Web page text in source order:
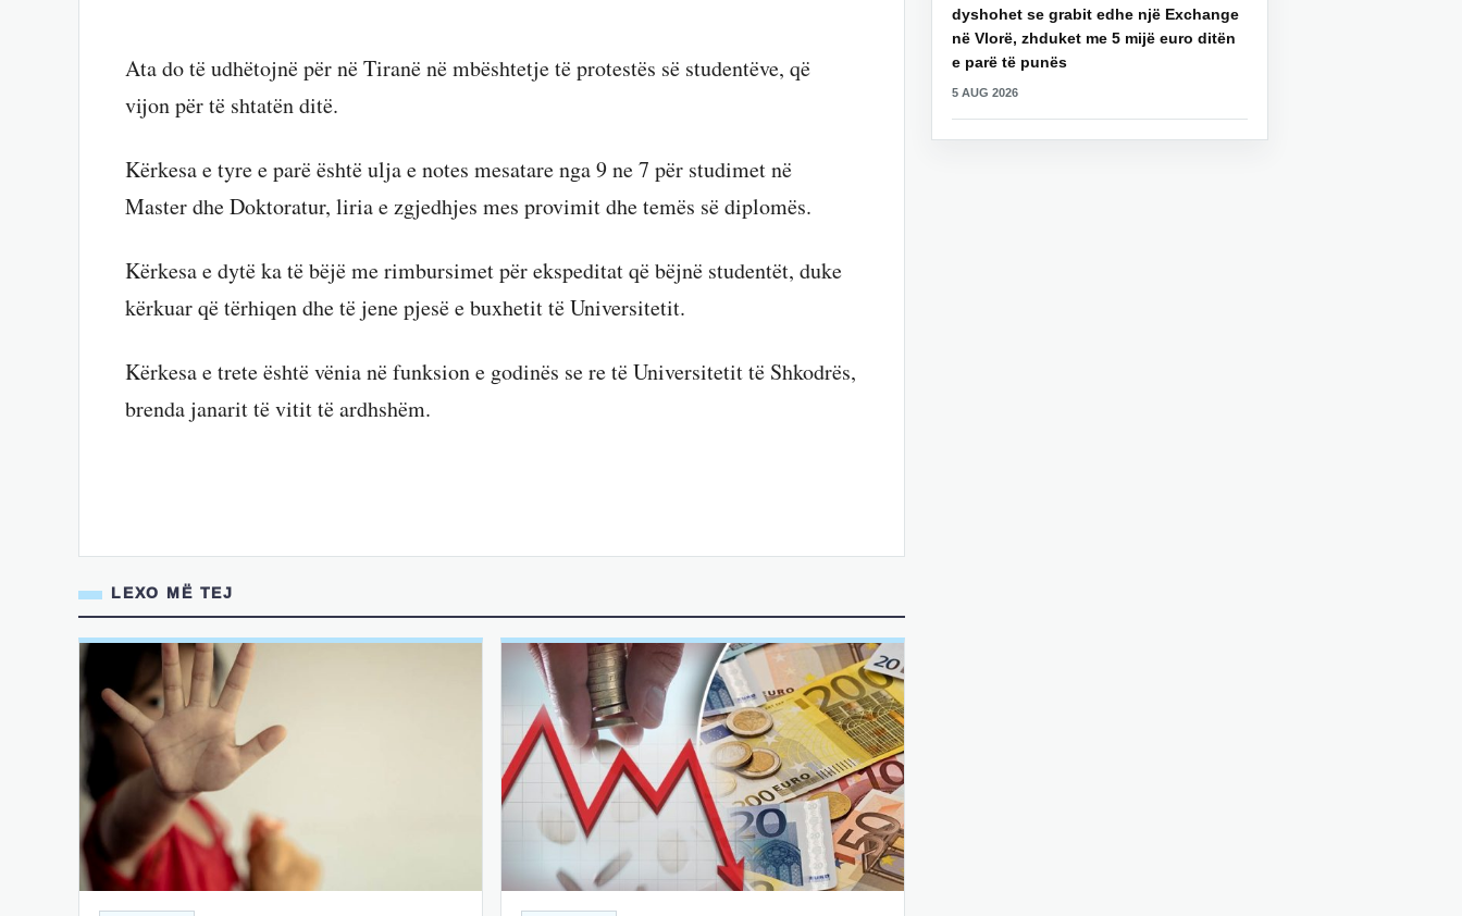
Ata do të udhëtojnë për në Tiranë në mbështetje të protestës së studentëve, që
vijon për të shtatën ditë.
Kërkesa e tyre e parë është ulja e notes mesatare nga 9 ne 7 për studimet në
Master dhe Doktoratur, liria e zgjedhjes mes provimit dhe temës së diplomës.
Kërkesa e dytë ka të bëjë me rimbursimet për ekspeditat që bëjnë studentët, duke
kërkuar që tërhiqen dhe të jene pjesë e buxhetit të Universitetit.
Kërkesa e trete është vënia në funksion e godinës se re të Universitetit të Shkodrës,
brenda janarit të vitit të ardhshëm.
LEXO MË TEJ
dyshohet se grabit edhe një Exchange
në Vlorë, zhduket me 5 mijë euro ditën
e parë të punës
5 AUG 2026